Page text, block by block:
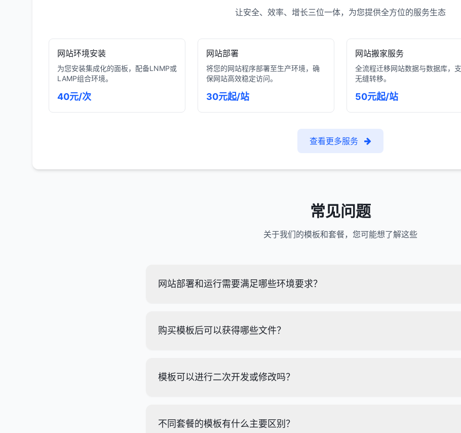
让安全、效率、增长三位一体，为您提供全方位的服务生态
网站环境安装
为您安装集成化的面板，配备LNMP或
LAMP组合环境。
40元/次
网站部署
将您的网站程序部署至生产环境，确
保网站高效稳定访问。
30元起/站
网站搬家服务
全流程迁移网站数据与数据库，
无缝转移。
50元起/站
查看更多服务
常见问题
关于我们的模板和套餐，您可能想了解这些
网站部署和运行需要满足哪些环境要求？
购买模板后可以获得哪些文件？
模板可以进行二次开发或修改吗？
不同套餐的模板有什么主要区别？